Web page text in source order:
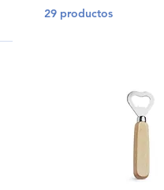
29 productos